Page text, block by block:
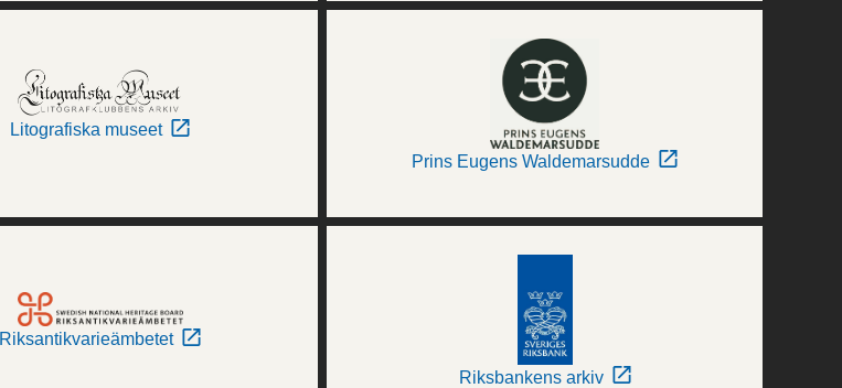
Litografiska museet
Prins Eugens Waldemarsudde
Riksantikvarieämbetet
Riksbankens arkiv